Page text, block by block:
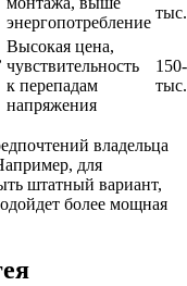
энергопотребление
Высокая цена,
чувствительность
к перепадам
напряжения
владельца
для
штатный вариант,
более мощная